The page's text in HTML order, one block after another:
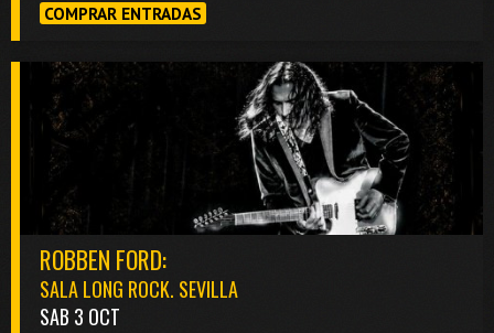
COMPRAR ENTRADAS
ROBBEN FORD:
SALA LONG ROCK. SEVILLA
SAB 3 OCT